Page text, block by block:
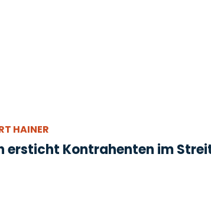
HAINER
ersticht Kontrahenten im